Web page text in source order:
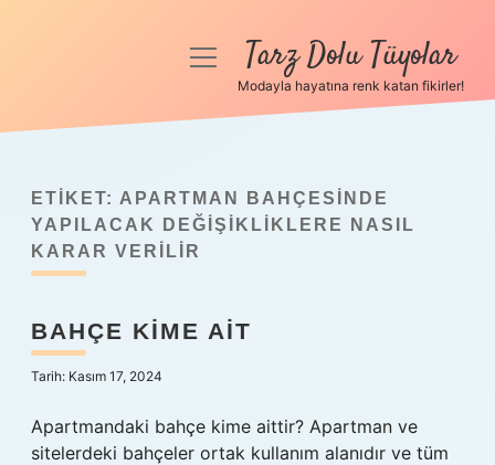
Anasayfa
Yasal Uyarı
Hakkımızda
menüyüTarz Dolu Tüyolar
Modayla hayatına renk katan fikirler!
ETIKET: APARTMAN BAHÇESINDE
YAPILACAK DEĞIŞIKLIKLERE NASIL
KARAR VERILIR
BAHÇE KIME AIT
Tarih: Kasım 17, 2024
Apartmandaki bahçe kime aittir? Apartman ve
sitelerdeki bahçeler ortak kullanım alanıdır ve tüm